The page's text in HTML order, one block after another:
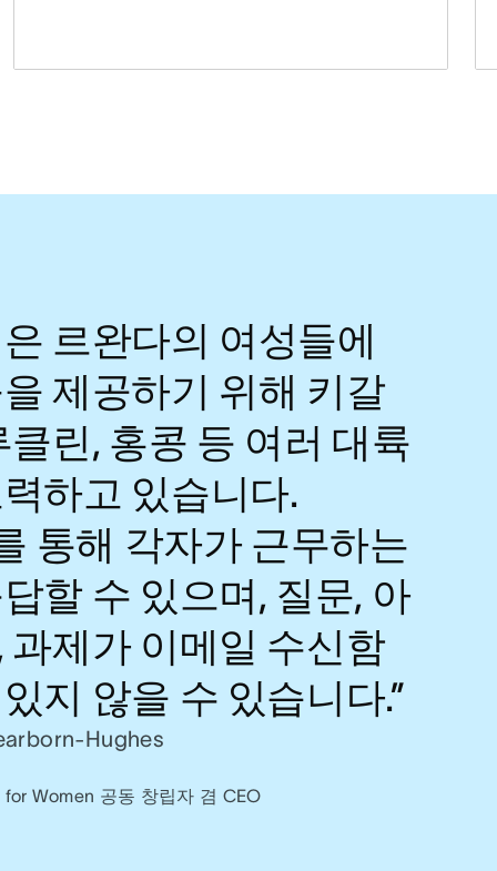
르완다의 여성들에
제공하기 위해 키갈
클린, 홍콩 등 여러 대륙
하고 있습니다.
통해 각자가 근무하는
할 수 있으며, 질문, 아
과제가 이메일 수신함
지 않을 수 있습니다.”
Hughes
Women 공동 창립자 겸 CEO